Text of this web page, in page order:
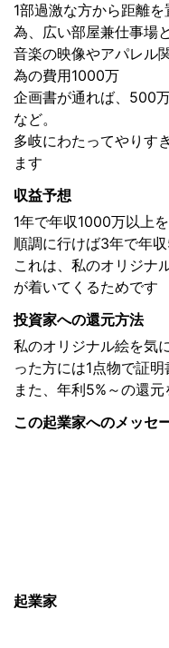
1部過激な方から距離
為、広い部屋兼仕事場
音楽の映像やアパレル
為の費用1000万
企画書が通れば、500
など。
多岐にわたってやりす
ます
収益予想
1年で年収1000万以上
順調に行けば3年で年
これは、私のオリジナ
が着いてくるためです
投資家への還元方法
私のオリジナル絵を気
った方には1点物で証明
また、年利5%～の還
この起業家へのメッセ
起業家